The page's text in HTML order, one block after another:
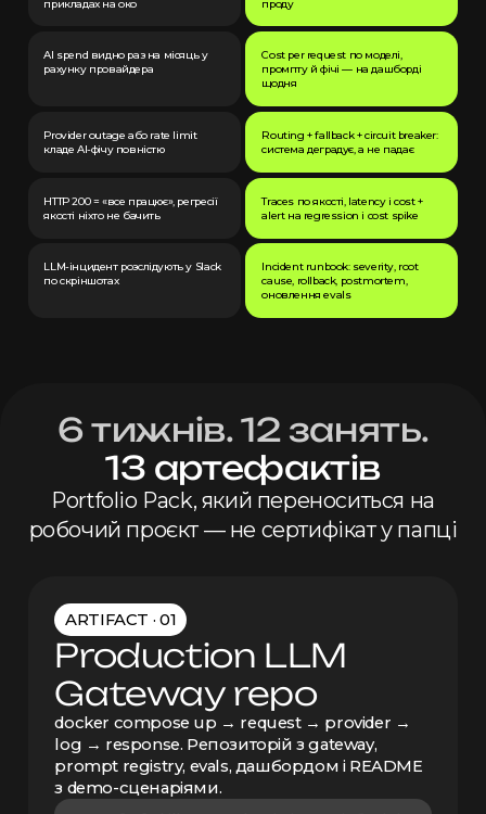
LLM-інцидент розслідують у Slack
по скріншотах
прикладах на око
AI spend видно раз на місяць у
рахунку провайдера
Provider outage або rate limit
кладе AI-фічу повністю
HTTP 200 = «все працює», регресії
якості ніхто не бачить
проду
Cost per request по моделі,
промпту й фічі — на дашборді
щодня
Routing + fallback + circuit breaker:
система деградує, а не падає
Traces по якості, latency і cost +
alert на regression і cost spike
Incident runbook: severity, root
cause, rollback, postmortem,
оновлення evals
6 тижнів. 12 занять.
13 артефактів
Portfolio Pack, який переноситься на
робочий проєкт — не сертифікату папці
ARTIFACT · 01
Production LLM
Gateway repo
docker compose up → request → provider →
log → response. Репозиторій з gateway,
prompt registry, evals, дашбордом і README
з demo-сценаріями.